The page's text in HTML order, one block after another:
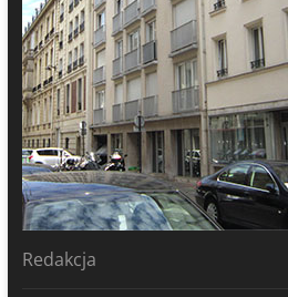
Redakcja